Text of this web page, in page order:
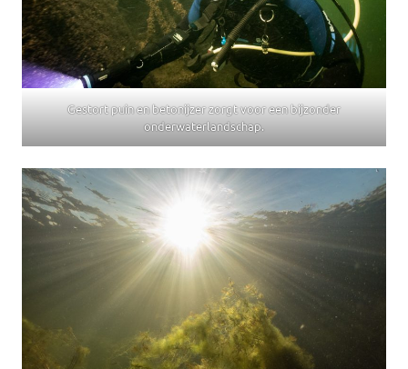
Gestort puin en betonijzer zorgt voor een bijzonder
onderwaterlandschap.